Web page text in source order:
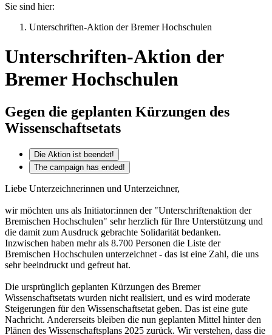
Sie sind hier:
Unterschriften-Aktion der Bremer Hochschulen
Unterschriften-Aktion der
Bremer Hochschulen
Gegen die geplanten Kürzungen des
Wissenschaftsetats
Die Aktion ist beendet!
The campaign has ended!
Liebe Unterzeichnerinnen und Unterzeichner,
wir möchten uns als Initiator:innen der "Unterschriftenaktion der
Bremischen Hochschulen" sehr herzlich für Ihre Unterstützung und
die damit zum Ausdruck gebrachte Solidarität bedanken.
Inzwischen haben mehr als 8.700 Personen die Liste der
Bremischen Hochschulen unterzeichnet - das ist eine Zahl, die uns
sehr beeindruckt und gefreut hat.
Die ursprünglich geplanten Kürzungen des Bremer
Wissenschaftsetats wurden nicht realisiert, und es wird moderate
Steigerungen für den Wissenschaftsetat geben. Das ist eine gute
Nachricht. Andererseits bleiben die nun geplanten Mittel hinter den
Plänen des Wissenschaftsplans 2025 zurück. Wir verstehen, dass die